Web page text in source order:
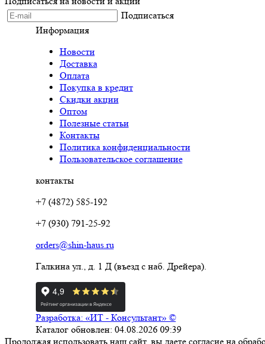
Подписаться
Информация
Новости
Доставка
Оплата
Покупка в кредит
Скидки акции
Оптом
Полезные статьи
Контакты
Политика конфиденциальности
Пользовательское соглашение
контакты
+7 (4872) 585-192
+7 (930) 791-25-92
orders@shin-haus.ru
Галкина ул., д. 1 Д (въезд с наб. Дрейера).
Разработка: «ИТ - Консультант» ©
Каталог обновлен: 04.08.2026 09:39
Продолжая использовать наш сайт, вы даете согласие на